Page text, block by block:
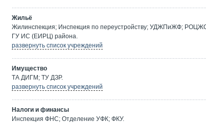
Жильё
Жилинспекция; Инспекция по переустройству; УДЖПиЖФ;
ГУ ИС (ЕИРЦ) района.
развернуть список учреждений
Имущество
ТА ДИГМ; ТУ ДЗР.
развернуть список учреждений
Налоги и финансы
Инспекция ФНС; Отделение УФК; ФКУ.